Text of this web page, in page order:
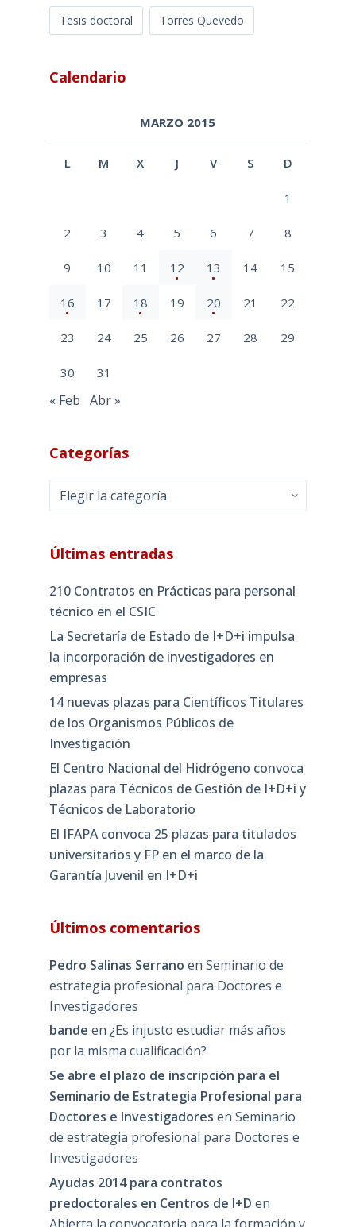
Tesis doctoral Torres Quevedo
Calendario
MARZO 2015
L M X J V S D
1
2 3 4 5 6 7 8
9 10 11 12 13 14 15
16 17 18 19 20 21 22
23 24 25 26 27 28 29
30 31
« Feb Abr »
Categorías
Categorías
Últimas entradas
210 Contratos en Prácticas para personal
técnico en el CSIC
La Secretaría de Estado de I+D+i impulsa
la incorporación de investigadores en
empresas
14 nuevas plazas para Científicos Titulares
de los Organismos Públicos de
Investigación
El Centro Nacional del Hidrógeno convoca
plazas para Técnicos de Gestión de I+D+i y
Técnicos de Laboratorio
El IFAPA convoca 25 plazas para titulados
universitarios y FP en el marco de la
Garantía Juvenil en I+D+i
Últimos comentarios
Pedro Salinas Serrano en Seminario de
estrategia profesional para Doctores e
Investigadores
bande en ¿Es injusto estudiar más años
por la misma cualificación?
Se abre el plazo de inscripción para el
Seminario de Estrategia Profesional para
Doctores e Investigadores en Seminario
de estrategia profesional para Doctores e
Investigadores
Ayudas 2014 para contratos
predoctorales en Centros de I+D en